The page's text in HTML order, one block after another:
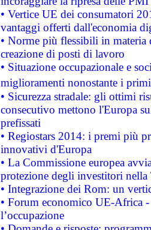
• Vertice UE dei consumatori
vantaggi offerti dall'economia
• Norme più flessibili in materia
creazione di posti di lavoro
• Situazione occupazionale e
miglioramenti nonostante i
• Sicurezza stradale: gli ottimi
consecutivo mettono l'Europa
prefissati
• Regiostars 2014: i premi più
innovativi d'Europa
• La Commissione europea
protezione degli investitori
• Integrazione dei Rom: un
• Forum economico UE-Africa -
l’occupazione